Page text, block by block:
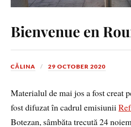
Bienvenue en
CĂLINA 29 OCTOBER 2020
Materialul de mai jos a fost creat
fost difuzat în cadrul emisiunii
Botezan, sâmbăta trecută 24